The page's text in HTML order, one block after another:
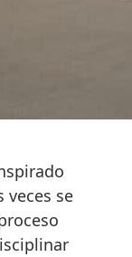
veces se